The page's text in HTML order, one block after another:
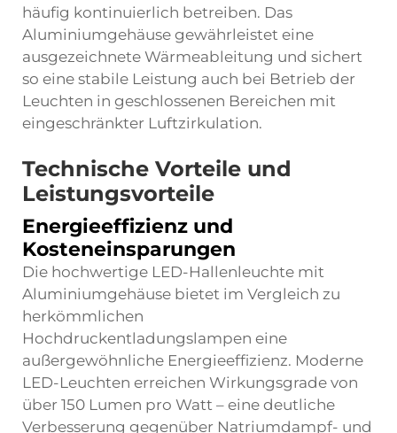
häufig kontinuierlich betreiben. Das
Aluminiumgehäuse gewährleistet eine
ausgezeichnete Wärmeableitung und sichert
so eine stabile Leistung auch bei Betrieb der
Leuchten in geschlossenen Bereichen mit
eingeschränkter Luftzirkulation.
Technische Vorteile und
Leistungsvorteile
Energieeffizienz und
Kosteneinsparungen
Die hochwertige LED-Hallenleuchte mit
Aluminiumgehäuse bietet im Vergleich zu
herkömmlichen
Hochdruckentladungslampen eine
außergewöhnliche Energieeffizienz. Moderne
LED-Leuchten erreichen Wirkungsgrade von
über 150 Lumen pro Watt – eine deutliche
Verbesserung gegenüber Natriumdampf- und